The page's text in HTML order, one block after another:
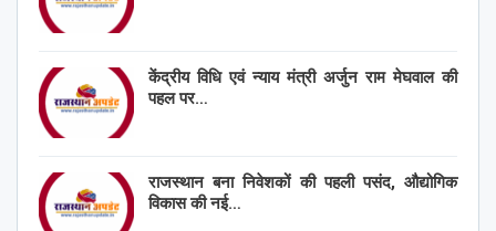
केंद्रीय विधि एवं न्याय मंत्री अर्जुन राम मेघवाल की
पहल पर…
राजस्थान बना निवेशकों की पहली पसंद, औद्योगिक
विकास की नई…